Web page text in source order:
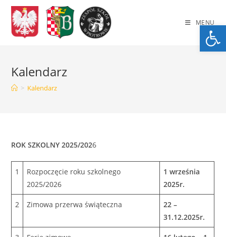
Skip
content
MENU
Kalendarz
> Kalendarz
ROK SZKOLNY 2025/2026
1
Rozpoczęcie roku szkolnego
2025/2026
1 września
2025r.
2 Zimowa przerwa świąteczna
22 –
31.12.2025r.